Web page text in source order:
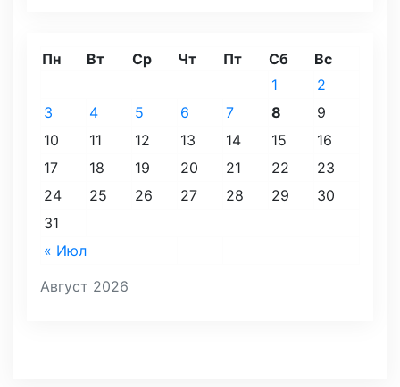
Август 2026
Пн Вт Ср Чт Пт Сб Вс
« Июл
1
2
3
4 5 6 7 8
9
10
11 12 13 14 15
16
17
18 19 20 21 22
23
24
25 26 27 28 29
30
31